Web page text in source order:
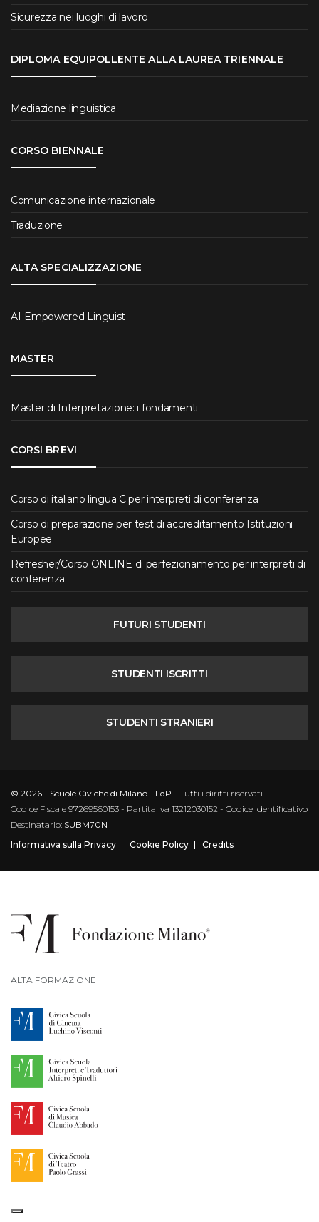
Sicurezza nei luoghi di lavoro
DIPLOMA EQUIPOLLENTE ALLA LAUREA TRIENNALE
Mediazione linguistica
CORSO BIENNALE
Comunicazione internazionale
Traduzione
ALTA SPECIALIZZAZIONE
AI-Empowered Linguist
MASTER
Master di Interpretazione: i fondamenti
CORSI BREVI
Corso di italiano lingua C per interpreti di conferenza
Corso di preparazione per test di accreditamento Istituzioni
Europee
Refresher/Corso ONLINE di perfezionamento per interpreti di
conferenza
FUTURI STUDENTI
STUDENTI ISCRITTI
STUDENTI STRANIERI
© 2026 - Scuole Civiche di Milano - FdP - Tutti i diritti riservati
Codice Fiscale 97269560153 - Partita Iva 13212030152 - Codice Identificativo
Destinatario: SUBM70N
Informativa sulla Privacy
Cookie Policy Credits
ALTA FORMAZIONE